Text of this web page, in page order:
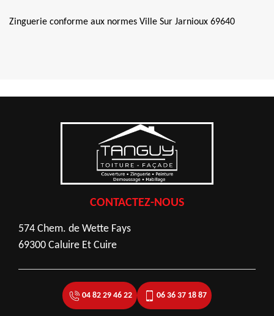
Zinguerie conforme aux normes Ville Sur Jarnioux 69640
CONTACTEZ-NOUS
574 Chem. de Wette Fays
69300 Caluire Et Cuire
04 82 29 46 22 06 36 37 18 87